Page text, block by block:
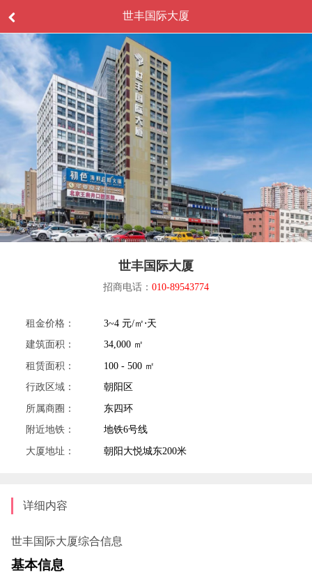
世丰国际大厦
世丰国际大厦
招商电话： 010-89543774
租金价格：
3~4 元/㎡⋅天
建筑面积：
34,000 ㎡
租赁面积：
100 - 500 ㎡
行政区域：
朝阳区
所属商圈：
东四环
附近地铁：
地铁6号线
大厦地址：
朝阳大悦城东200米
详细内容
世丰国际大厦综合信息
‌基本信息‌